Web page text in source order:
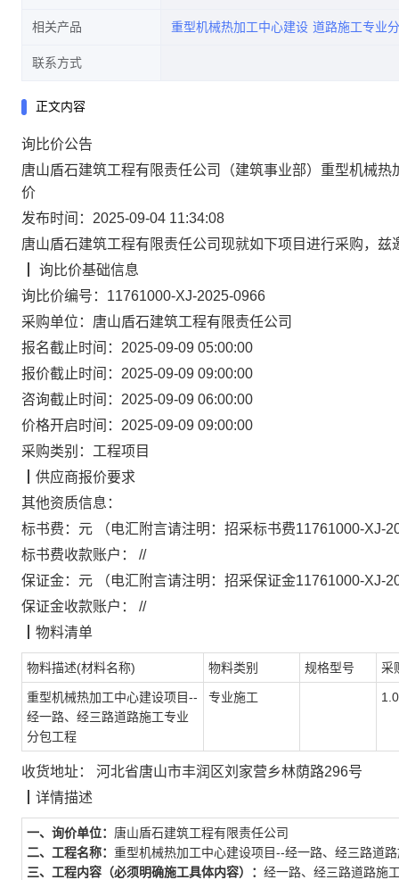
相关产品 重型机械热加工中心建设 道路施工专业
联系方式
正文内容
询比价公告
唐山盾石建筑工程有限责任公司（建筑事业部）重型机械
价
发布时间：2025-09-04 11:34:08
唐山盾石建筑工程有限责任公司现就如下项目进行采购，兹
询比价基础信息
询比价编号： 11761000-XJ-2025-0966
采购单位： 唐山盾石建筑工程有限责任公司
报名截止时间： 2025-09-09 05:00:00
报价截止时间： 2025-09-09 09:00:00
咨询截止时间： 2025-09-09 06:00:00
价格开启时间： 2025-09-09 09:00:00
采购类别： 工程项目
供应商报价要求
其他资质信息：
标书费： 元 （电汇附言请注明： 招采标书费11761000-XJ-
标书费收款账户：
//
保证金： 元 （电汇附言请注明： 招采保证金11761000-XJ-
保证金收款账户：
//
物料清单
物料描述(材料名称) 物料类别 规格型号 采
重型机械热加工中心建设项目--
经一路、经三路道路施工专业
分包工程
专业施工
收货地址：
河北省唐山市丰润区刘家营乡林荫路296号
详情描述
一、询价单位： 唐山盾石建筑工程有限责任公司
二、工程名称： 重型机械热加工中心建设项目--经一路、经三路道
三、工程内容（必须明确施工具体内容）： 经一路、经三路道路施